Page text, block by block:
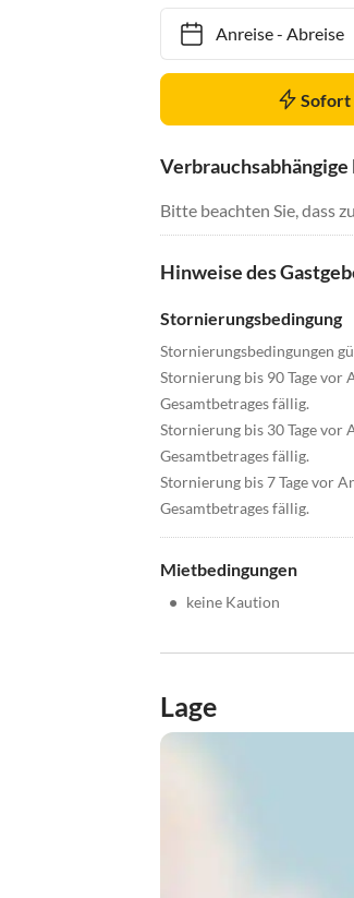
Anreise- Abreise
Sofort
Bitte beachten Sie, dass
Hinweise des
Stornierungsbedingung
Stornierungsbedingungen
Stornierung bis 90 Tage vor
Gesamtbetrages fällig.
Stornierung bis 30 Tage vor
Gesamtbetrages fällig.
Stornierung bis 7 Tage vor
Gesamtbetrages fällig.
Mietbedingungen
• keine Kaution
Lage